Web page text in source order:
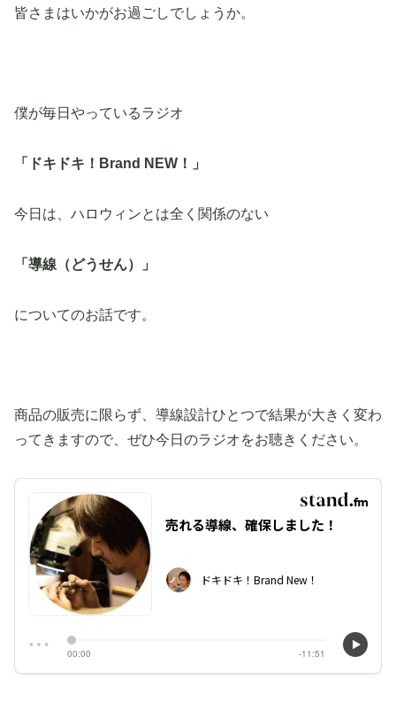
皆さまはいかがお過ごしでしょうか。
僕が毎日やっているラジオ
「ドキドキ！Brand NEW！」
今日は、ハロウィンとは全く関係のない
「導線（どうせん）」
についてのお話です。
商品の販売に限らず、導線設計ひとつで結果が大きく変わ
ってきますので、ぜひ今日のラジオをお聴きください。